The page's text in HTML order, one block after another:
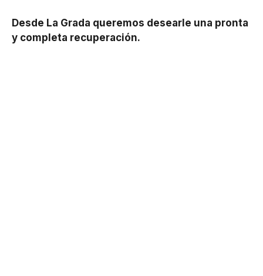
Desde La Grada queremos desearle una pronta
y completa recuperación.